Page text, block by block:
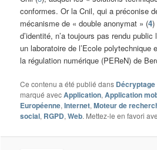
conformes. Or la Cnil, qui a préconise
mécanisme de « double anonymat » (4)
d’identité, n’a toujours pas rendu
un laboratoire de l’Ecole polytechnique
la régulation numérique (PEReN) de
Ce contenu a été publié dans Décryptage
marqué avecApplication,Application
Européenne,Internet,Moteur de
social, RGPD,Web. Mettez-le en favori